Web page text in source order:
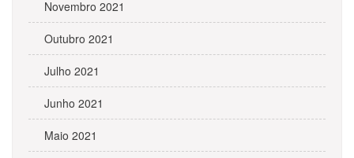
Novembro 2021
Outubro 2021
Julho 2021
Junho 2021
Maio 2021